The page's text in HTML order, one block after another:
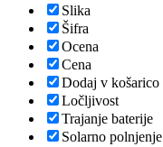
Slika
Šifra
Ocena
Cena
Dodaj v košarico
Ločljivost
Trajanje baterije
Solarno polnjenje